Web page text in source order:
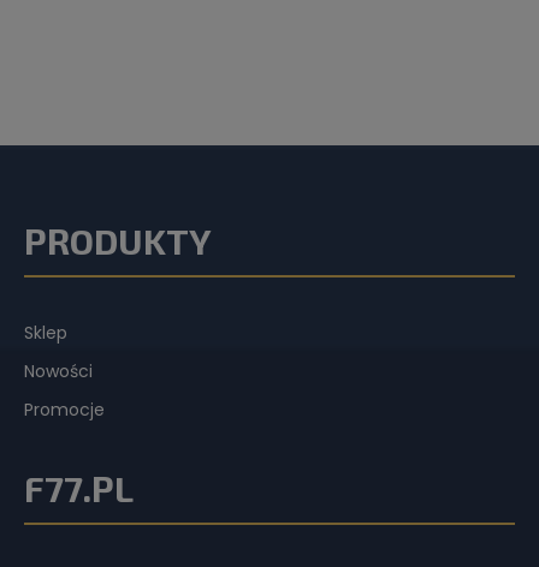
PRODUKTY
Sklep
Nowości
Promocje
F77.PL